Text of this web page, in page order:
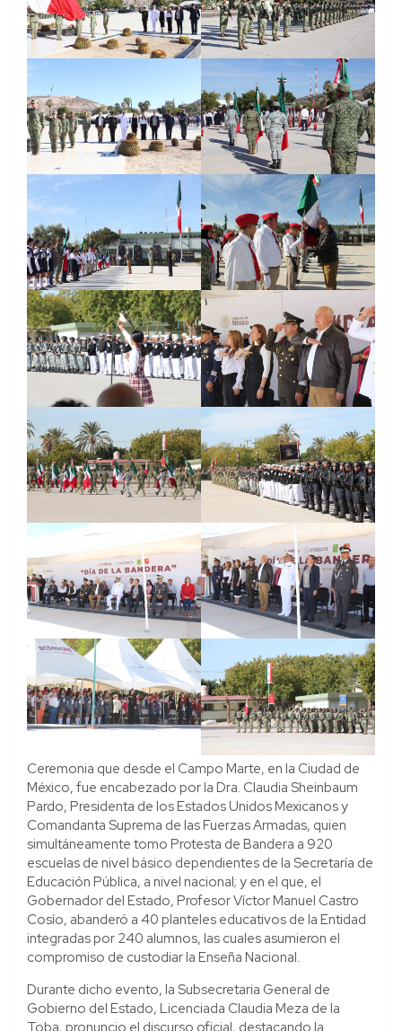
Ceremonia que desde el Campo Marte, en la Ciudad de
México, fue encabezado por la Dra. Claudia Sheinbaum
Pardo, Presidenta de los Estados Unidos Mexicanos y
Comandanta Suprema de las Fuerzas Armadas, quien
simultáneamente tomo Protesta de Bandera a 920
escuelas de nivel básico dependientes de la Secretaría de
Educación Pública, a nivel nacional; y en el que, el
Gobernador del Estado, Profesor Víctor Manuel Castro
Cosío, abanderó a 40 planteles educativos de la Entidad
integradas por 240 alumnos, las cuales asumieron el
compromiso de custodiar la Enseña Nacional.
Durante dicho evento, la Subsecretaria General de
Gobierno del Estado, Licenciada Claudia Meza de la
Toba, pronuncio el discurso oficial, destacando la